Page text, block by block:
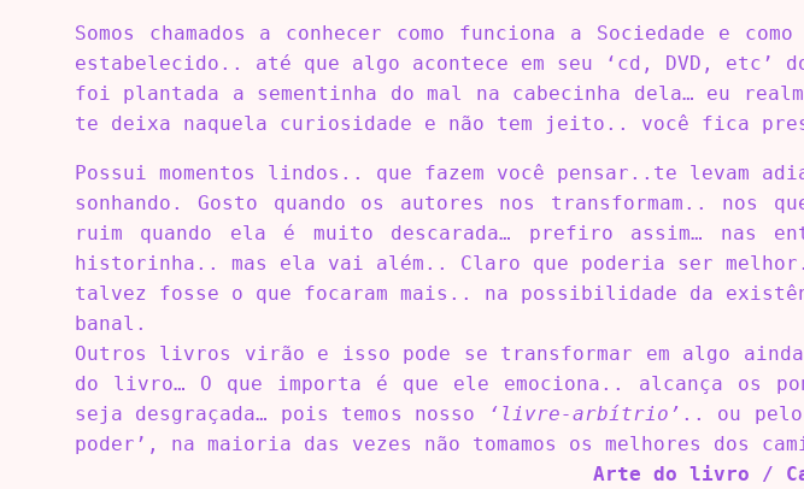
Somos chamados a conhecer como funciona a Sociedade e
estabelecido.. até que algo acontece em seu ‘cd, DVD, etc’
foi plantada a sementinha do mal na cabecinha dela… eu
te deixa naquela curiosidade e não tem jeito.. você fica
Possui momentos lindos.. que fazem você pensar..te levam
sonhando. Gosto quando os autores nos transformam..
ruim quando ela é muito descarada… prefiro assim… nas
historinha.. mas ela vai além.. Claro que poderia ser
talvez fosse o que focaram mais.. na possibilidade da
banal.
Outros livros virão e isso pode se transformar em algo
do livro… O que importa é que ele emociona.. alcança os
seja desgraçada… pois temos nosso
‘livre-arbítrio’ .. ou pelo
poder’, na maioria das vezes não tomamos os melhores dos
Arte do livro /